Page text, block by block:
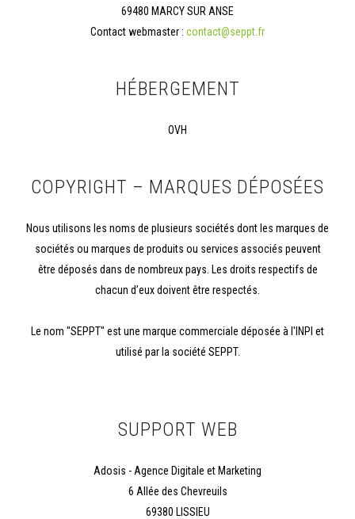
69480 MARCY SUR ANSE
Contact webmaster : contact@seppt.fr
HÉBERGEMENT
OVH
COPYRIGHT – MARQUES DÉPOSÉES
Nous utilisons les noms de plusieurs sociétés dont les marques de
sociétés ou marques de produits ou services associés peuvent
être déposés dans de nombreux pays. Les droits respectifs de
chacun d’eux doivent être respectés.
Le nom "SEPPT" est une marque commerciale déposée à l'INPI et
utilisé par la société SEPPT.
SUPPORT WEB
Adosis - Agence Digitale et Marketing
6 Allée des Chevreuils
69380 LISSIEU